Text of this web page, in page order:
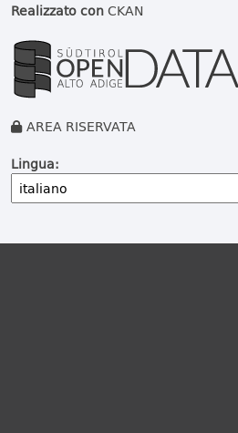
Realizzato conCKAN
AREA RISERVATA
Lingua